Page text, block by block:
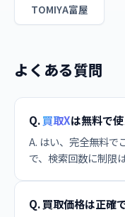
TOMIYA富屋
よくある質問
Q.買取Xは無料で
A. はい、完全無料で
で、検索回数に制限
Q. 買取価格は正確